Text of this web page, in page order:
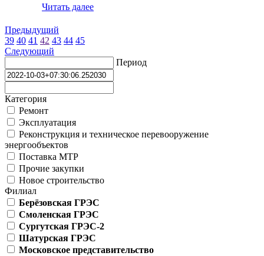
Читать далее
Предыдущий
39 40 41 42 43 44 45
Следующий
Период
Категория
Ремонт
Эксплуатация
Реконструкция и техническое перевооружение
энергообъектов
Поставка МТР
Прочие закупки
Новое строительство
Филиал
Берёзовская ГРЭС
Смоленская ГРЭС
Сургутская ГРЭС-2
Шатурская ГРЭС
Московское представительство